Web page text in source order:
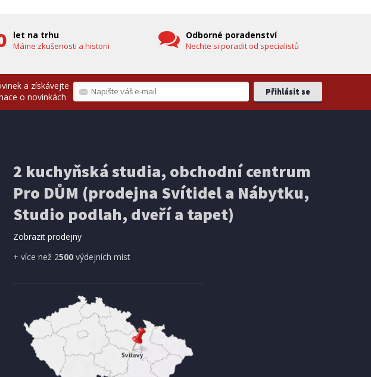
Přidat do košíku 3 499 Kč Přidat do košíku
MS 300 White
ELEKTRICKÁ KOLOBĚŽKA
Ducati PRO-III
let na trhu
Máme zkušenosti a historii
Odborné poradenství
Nechte si poradit od specialistů
a získávejte
o novinkách
2 kuchyňská studia, obchodní centrum
Pro DŮM (prodejna Svítidel a Nábytku,
Studio podlah, dveří a tapet)
Zobrazit prodejny
+ více než 2500výdejních míst